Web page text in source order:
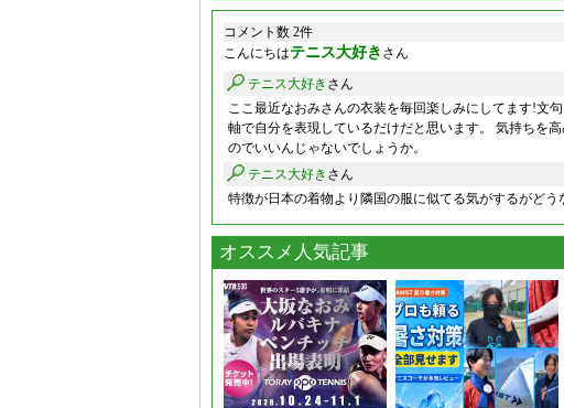
コメント数 2件
こんにちはテニス大好き さん
テニス大好き さん
ここ最近なおみさんの衣装を毎回楽しみにしてます!文
軸で自分を表現しているだけだと思います。 気持ちを
のでいいんじゃないでしょうか。
テニス大好き さん
特徴が日本の着物より隣国の服に似てる気がするがどう
オススメ人気記事